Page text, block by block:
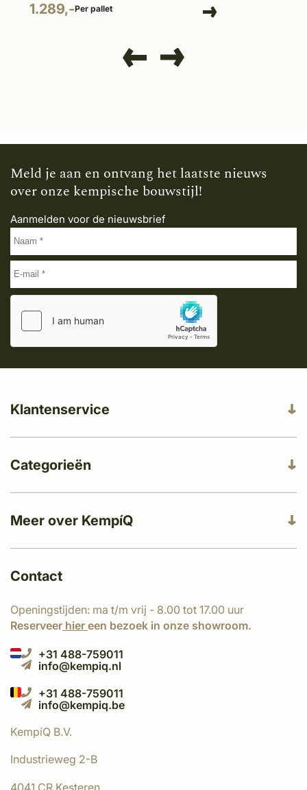
1.289,-Per pallet
Meld je aan en ontvang het laatste nieuws
over onze kempische bouwstijl!
Aanmelden voor de nieuwsbrief
Meer over KempíQ
Klantenservice
Categorieën
Contact
Openingstijden: ma t/m vrij - 8.00 tot 17.00 uur
Reserveer hier een bezoek in onze showroom.
+31 488-759011
info@kempiq.nl
+31 488-759011
info@kempiq.be
KempíQ B.V.
Industrieweg 2-B
4041 CR Kesteren